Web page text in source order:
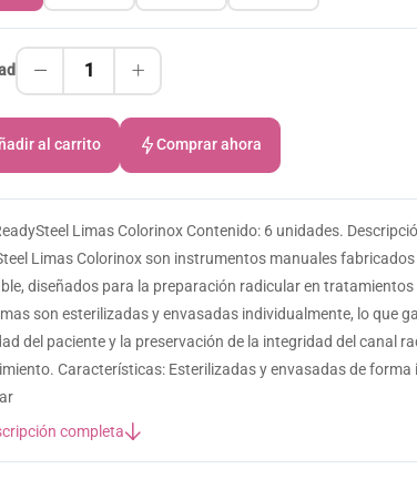
1
al carrito Comprar ahora
Limas Colorinox Contenido: 6 unidades.
Limas Colorinox son instrumentos manuales
diseñados para la preparación radicular en tratamientos
son esterilizadas y envasadas individualmente, lo que
del paciente y la preservación de la integridad del canal
Características: Esterilizadas y envasadas de forma
completa